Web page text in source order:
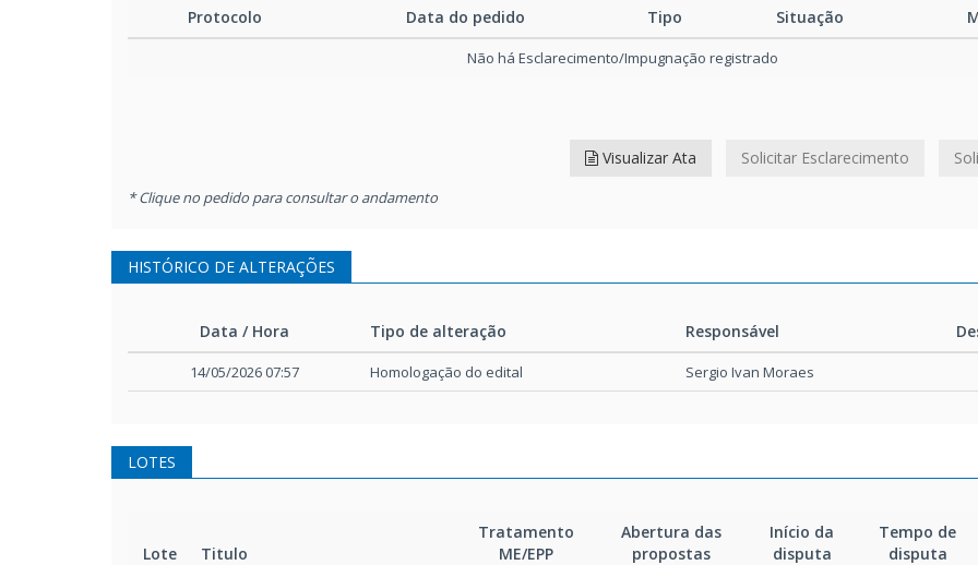
Protocolo Data do pedido Tipo Situação
Não há Esclarecimento/Impugnação registrado
Visualizar Ata Solicitar Esclarecimento
* Clique no pedido para consultar o andamento
HISTÓRICO DE ALTERAÇÕES
Data / Hora Tipo de alteração Responsável
Data / Hora
Tipo de alteração Responsável
14/05/2026 07:57 Homologação do edital Sergio Ivan Moraes
LOTES
Lote Titulo
Tratamento
ME/EPP
Abertura das
propostas
Início da
disputa
Tempo de
disputa